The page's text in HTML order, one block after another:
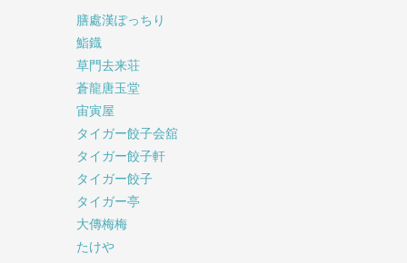
膳處漢ぽっちり
鮨鐡
草門去来荘
蒼龍唐玉堂
宙寅屋
タイガー餃子会舘
タイガー餃子軒
タイガー餃子
タイガー亭
大傳梅梅
たけや